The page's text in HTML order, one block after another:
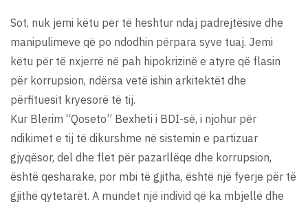
Sot, nuk jemi këtu për të heshtur ndaj padrejtësive dhe
manipulimeve që po ndodhin përpara syve tuaj. Jemi
këtu për të nxjerrë në pah hipokrizinë e atyre që flasin
për korrupsion, ndërsa vetë ishin arkitektët dhe
përfituesit kryesorë të tij.
Kur Blerim “Qoseto” Bexheti i BDI-së, i njohur për
ndikimet e tij të dikurshme në sistemin e partizuar
gjyqësor, del dhe flet për pazarllëqe dhe korrupsion,
është qesharake, por mbi të gjitha, është një fyerje për të
gjithë qytetarët. A mundet një individ që ka mbjellë dhe